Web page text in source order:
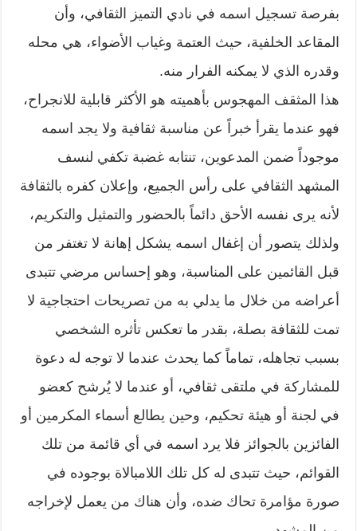
بفرصة تسجيل اسمه في نادي التميز الثقافي، وأن
المقاعد الخلفية، حيث العتمة وغياب الأضواء، هي محله
وقدره الذي لا يمكنه الفرار منه.
هذا المثقف المهجوس بأهميته هو الأكثر قابلية للانجراح،
فهو عندما يقرأ خبراً عن مناسبة ثقافية ولا يجد اسمه
موجوداً ضمن المدعوين، تنتابه غضبة تكفي لنسف
المشهد الثقافي على رأس الجميع، وإعلان كفره بالثقافة
لأنه يرى نفسه الأحق دائماً بالحضور والتمثيل والتكريم،
ولذلك يتصور أن إغفال اسمه يشكل إهانة لا تغتفر من
قبل القائمين على المناسبة، وهو إحساس مرضي تتبدى
أعراضه من خلال ما يدلي به من تصريحات احتجاجية لا
تمت للثقافة بصلة، بقدر ما تعكس تأثره الشخصي
بسبب تجاهله، تماماً كما يحدث عندما لا توجه له دعوة
للمشاركة في ملتقى ثقافي، أو عندما لا يُرشح كعضو
في لجنة أو هيئة تحكيم، وحين يطالع أسماء المكرمين أو
الفائزين بالجوائز فلا يرد اسمه في أي قائمة من تلك
القوائم، حيث تتبدى له كل تلك اللامبالاة بوجوده في
صورة مؤامرة تحاك ضده، وأن هناك من يعمل لإخراجه